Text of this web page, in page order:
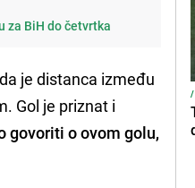
za BiH do četvrtka
je distanca između
Gol je priznat i
govoriti o ovom golu,
/